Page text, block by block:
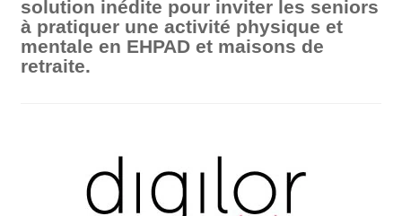
solution inédite pour inviter les seniors
à pratiquer une activité physique et
mentale en EHPAD et maisons de
retraite.